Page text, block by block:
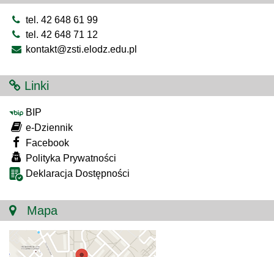
tel. 42 648 61 99
tel. 42 648 71 12
kontakt@zsti.elodz.edu.pl
Linki
BIP
e-Dziennik
Facebook
Polityka Prywatności
Deklaracja Dostępności
Mapa